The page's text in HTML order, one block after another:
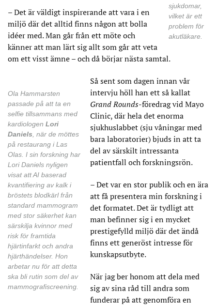
sjukdomar,
vilket är ett
problem för
akutläkare.
– Det är väldigt inspirerande att vara i en
miljö där det alltid finns någon att bolla
idéer med. Man går från ett möte och
känner att man lärt sig allt som går att veta
om ett visst ämne – och då börjar nästa samtal.
Ola Hammarsten
passade på att ta en
selfie tillsammans med
kardiologen Lori
Daniels , när de möttes
på restaurang i Las
Olas. I sin forskning har
Lori Daniels nyligen
visat att AI baserad
kvantifiering av kalk i
bröstets blodkärl från
standard mammogram
med stor säkerhet kan
särskilja kvinnor med
risk för framtida
hjärtinfarkt och andra
hjärthändelser. Hon
arbetar nu för att detta
ska bli rutin som del av
mammografiscreening.
Så sent som dagen innan vår
intervju höll han ett så kallat
Grand Rounds-föredrag vid Mayo
Clinic, där hela det enorma
sjukhuslabbet (sju våningar med
bara laboratorier) bjuds in att ta
del av särskilt intressanta
patientfall och forskningsrön.
– Det var en stor publik och en ära
att få presentera min forskning i
det formatet. Det är tydligt att
man befinner sig i en mycket
prestigefylld miljö där det ändå
finns ett generöst intresse för
kunskapsutbyte.
När jag ber honom att dela med
sig av sina råd till andra som
funderar på att genomföra en